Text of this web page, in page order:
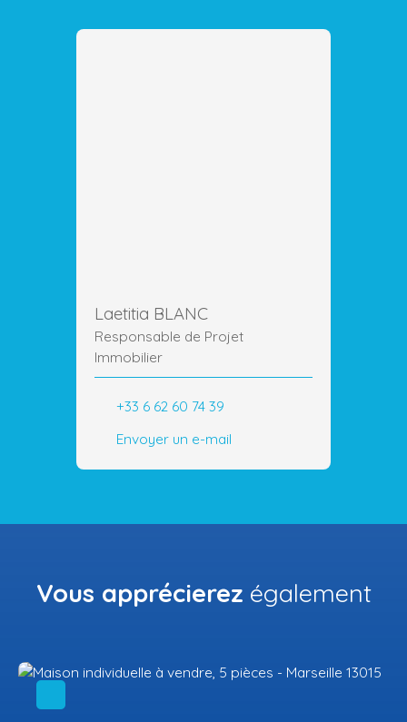
Laetitia BLANC
Responsable de Projet
Immobilier
+33 6 62 60 74 39
Envoyer un e-mail
Vous apprécierez également